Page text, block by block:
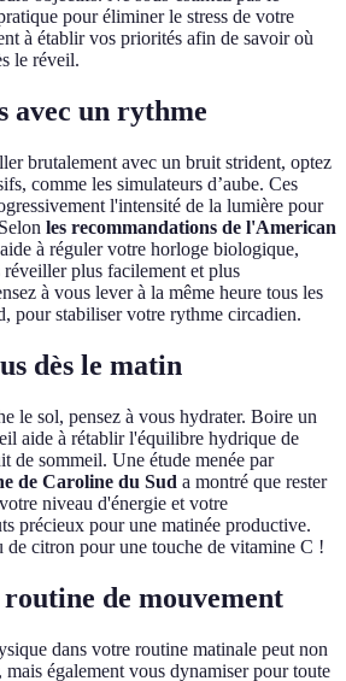
pour éliminer le stress de votre
à établir vos priorités afin de savoir où
le réveil.
avec un rythme
brutalement avec un bruit strident, optez
comme les simulateurs d’aube. Ces
l'intensité de la lumière pour
les recommandations de l'American
à réguler votre horloge biologique,
plus facilement et plus
à vous lever à la même heure tous les
pour stabiliser votre rythme circadien.
dès le matin
le sol, pensez à vous hydrater. Boire un
aide à rétablir l'équilibre hydrique de
de sommeil. Une étude menée par
de Caroline du Sud a montré que rester
niveau d'énergie et votre
précieux pour une matinée productive.
de citron pour une touche de vitamine C !
de mouvement
dans votre routine matinale peut non
également vous dynamiser pour toute